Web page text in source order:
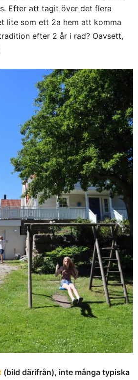
Efter att tagit över det flera
lite som ett 2a hem att komma
efter 2 år i rad? Oavsett,
(bild därifrån), inte många typiska